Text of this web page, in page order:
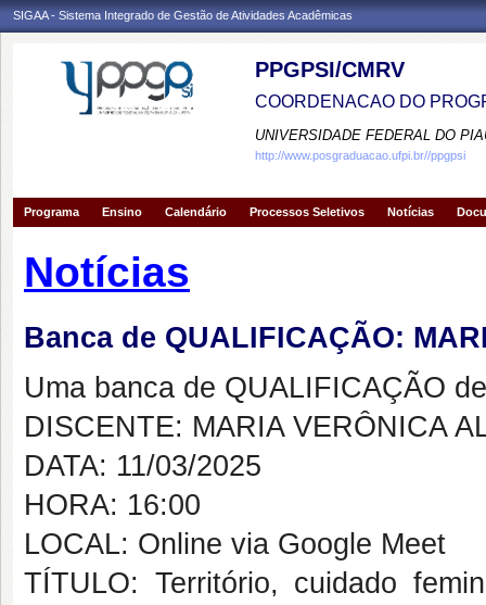
SIGAA - Sistema Integrado de Gestão de Atividades Acadêmicas
PPGPSI/CMRV
COORDENACAO DO
UNIVERSIDADE FEDERAL DO
http://www.posgraduacao.ufpi.br//ppgpsi
Programa Ensino Calendário Processos Seletivos Notícias
Notícias
Banca de QUALIFICAÇÃO:
Uma banca de QUALIFICAÇÃO
DISCENTE: MARIA VERÔNICA
DATA: 11/03/2025
HORA: 16:00
LOCAL: Online via Google Meet
TÍTULO: Território, cuidado